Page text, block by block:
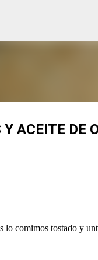
ACEITE DE
lo comimos tostado y